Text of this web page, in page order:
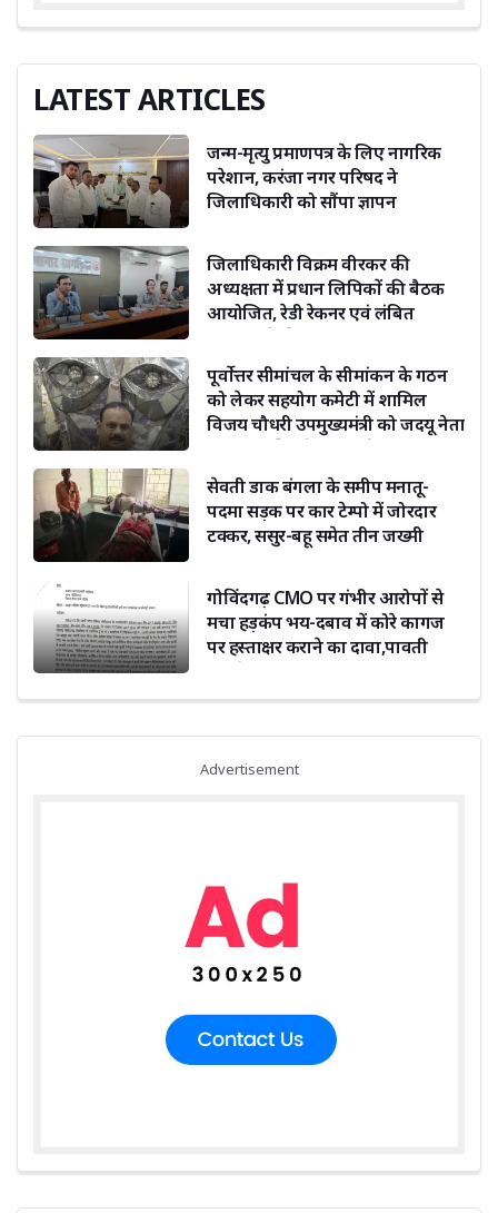
LATEST ARTICLES
जन्म-मृत्यु प्रमाणपत्र के लिए नागरिक
परेशान, करंजा नगर परिषद ने
जिलाधिकारी को सौंपा ज्ञापन
जिलाधिकारी विक्रम वीरकर की
अध्यक्षता में प्रधान लिपिकों की बैठक
आयोजित, रेडी रेकनर एवं लंबित
पूर्वोत्तर सीमांचल के सीमांकन के गठन
को लेकर सहयोग कमेटी में शामिल
विजय चौधरी उपमुख्यमंत्री को जदयू नेता
सेवती डाक बंगला के समीप मनातू-
पदमा सड़क पर कार टेम्पो में जोरदार
टक्कर, ससुर-बहू समेत तीन जख्मी
गोविंदगढ़ CMO पर गंभीर आरोपों से
मचा हड़कंप भय-दबाव में कोरे कागज
पर हस्ताक्षर कराने का दावा,पावती
Advertisement